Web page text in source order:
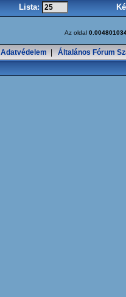
Lista:
Az oldal
Adatvédelem Általános Fórum